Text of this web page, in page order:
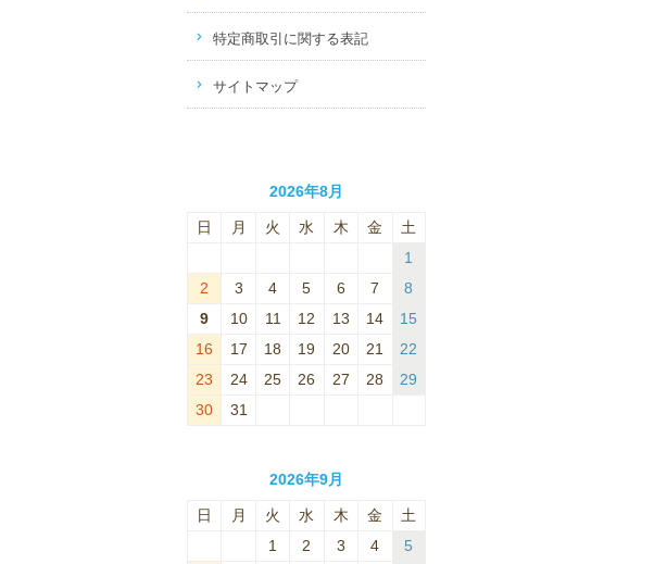
特定商取引に関する表記
サイトマップ
2026年8月
日 月 火 水 木 金
土
1
2
3 4 5 6 7
8
9
10 11 12 13 14
15
16
17 18 19 20 21
22
23
24 25 26 27 28
29
30
31
2026年9月
日 月 火 水 木 金
土
1
2 3 4 5